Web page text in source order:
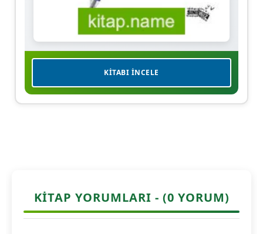
KITABI İNCELE
KITAP YORUMLARI - (0 YORUM)